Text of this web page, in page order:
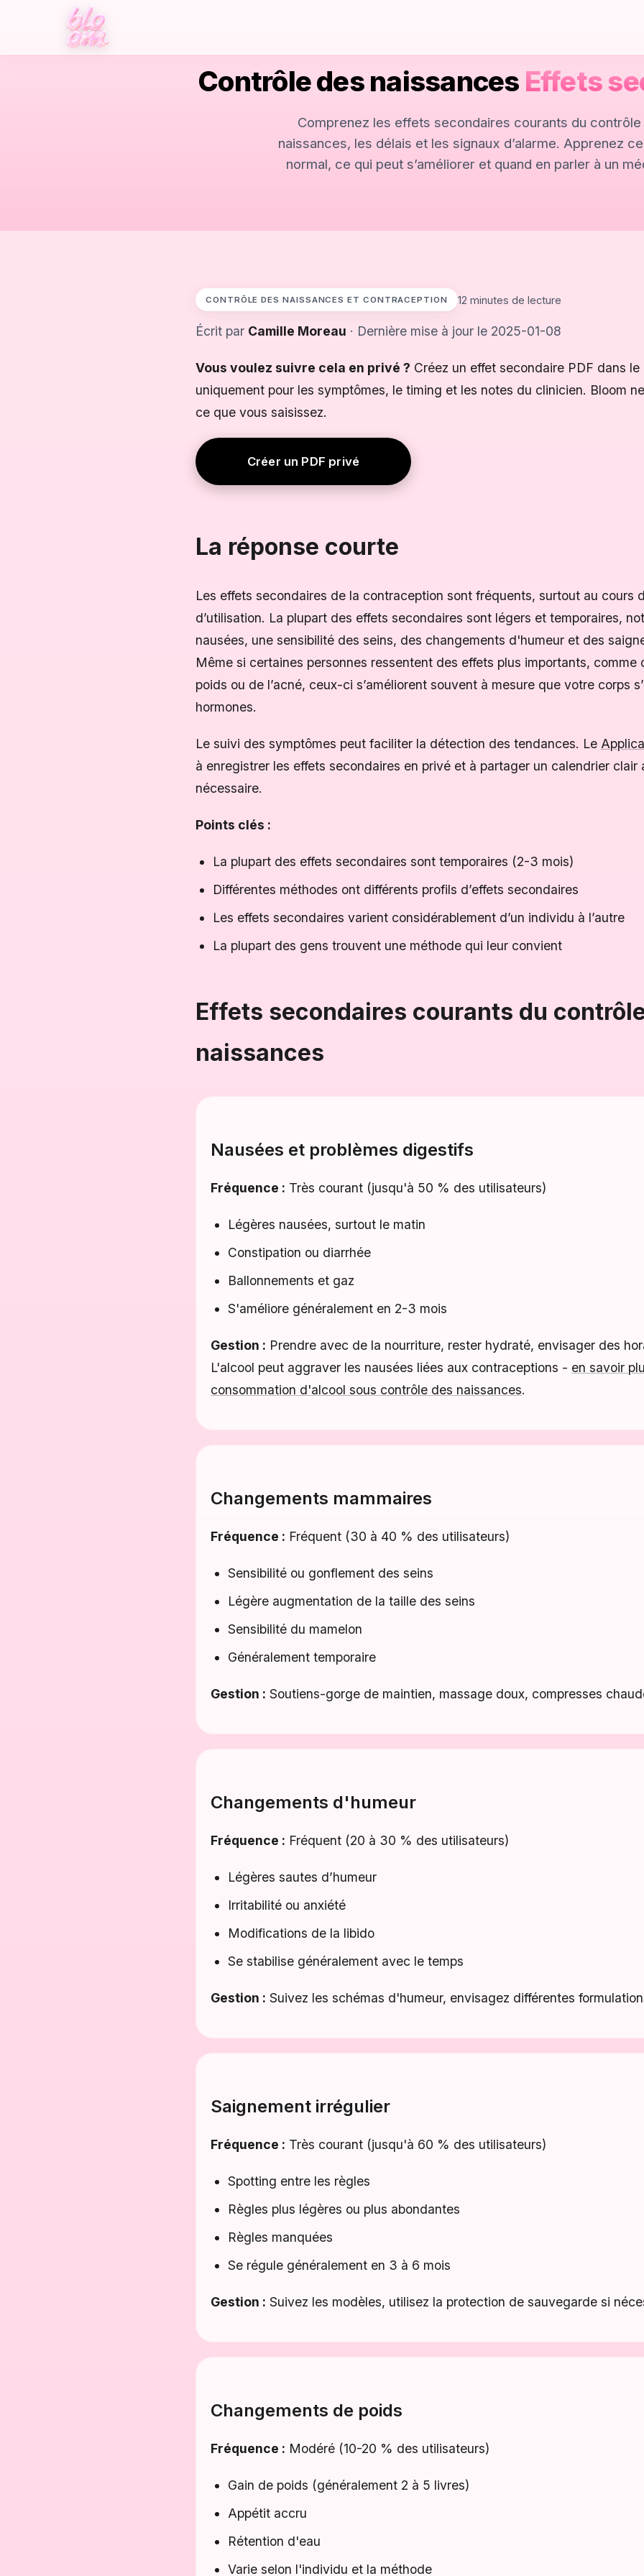
Contrôle des naissances Effets
Comprenez les effets secondaires courants du
naissances, les délais et les signaux d’alarme. Apprenez
normal, ce qui peut s’améliorer et quand en parler à un
CONTRÔLE DES NAISSANCES ET CONTRACEPTION 12 minutes de lecture
Écrit par Camille Moreau · Dernière mise à jour le 2025-01-08
Vous voulez suivre cela en privé ? Créez un effet secondaire PDF dans
uniquement pour les symptômes, le timing et les notes du clinicien. Bloom
ce que vous saisissez.
Créer un PDF privé
La réponse courte
Les effets secondaires de la contraception sont fréquents, surtout au cours
d’utilisation. La plupart des effets secondaires sont légers et temporaires,
nausées, une sensibilité des seins, des changements d'humeur et des
Même si certaines personnes ressentent des effets plus importants, comme
poids ou de l’acné, ceux-ci s’améliorent souvent à mesure que votre corps
hormones.
Le suivi des symptômes peut faciliter la détection des tendances. Le
à enregistrer les effets secondaires en privé et à partager un calendrier clair
nécessaire.
Points clés :
La plupart des effets secondaires sont temporaires (2-3 mois)
Différentes méthodes ont différents profils d’effets secondaires
Les effets secondaires varient considérablement d’un individu à l’autre
La plupart des gens trouvent une méthode qui leur convient
Effets secondaires courants du
naissances
Nausées et problèmes digestifs
Fréquence : Très courant (jusqu'à 50 % des utilisateurs)
Légères nausées, surtout le matin
Constipation ou diarrhée
Ballonnements et gaz
S'améliore généralement en 2-3 mois
Gestion : Prendre avec de la nourriture, rester hydraté, envisager des
L'alcool peut aggraver les nausées liées aux contraceptions - en savoir
consommation d'alcool sous contrôle des naissances.
Changements mammaires
Fréquence : Fréquent (30 à 40 % des utilisateurs)
Sensibilité ou gonflement des seins
Légère augmentation de la taille des seins
Sensibilité du mamelon
Généralement temporaire
Gestion : Soutiens-gorge de maintien, massage doux, compresses
Changements d'humeur
Fréquence : Fréquent (20 à 30 % des utilisateurs)
Légères sautes d’humeur
Irritabilité ou anxiété
Modifications de la libido
Se stabilise généralement avec le temps
Gestion : Suivez les schémas d'humeur, envisagez différentes
Saignement irrégulier
Fréquence : Très courant (jusqu'à 60 % des utilisateurs)
Spotting entre les règles
Règles plus légères ou plus abondantes
Règles manquées
Se régule généralement en 3 à 6 mois
Gestion : Suivez les modèles, utilisez la protection de sauvegarde si
Changements de poids
Fréquence : Modéré (10-20 % des utilisateurs)
Gain de poids (généralement 2 à 5 livres)
Appétit accru
Rétention d'eau
Varie selon l'individu et la méthode